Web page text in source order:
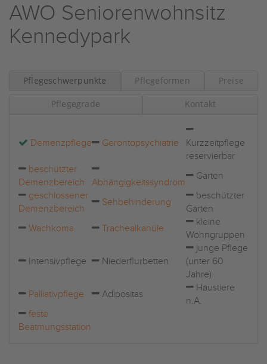
AWO Seniorenwohnsitz
Kennedypark
Pflegeschwerpunkte Pflegeformen Preise
Pflegegrade Kontakt
Demenzpflege Gerontopsychiatrie
Kurzzeitpflege
reservierbar
beschützter
Demenzbereich
Abhängigkeitssyndrom
Garten
geschlossener
Demenzbereich
Sehbehinderung
beschützter
Garten
Wachkoma
Trachealkanüle
kleine
Wohngruppen
Intensivpflege Niederflurbetten
junge Pflege
(unter 60
Jahre)
Palliativpflege
Adipositas
Haustiere
n.A.
feste
Beatmungsstation